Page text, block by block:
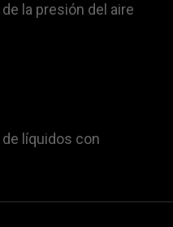
la presión del aire
líquidos con